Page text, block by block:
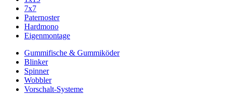
7x7
Paternoster
Hardmono
Eigenmontage
Gummifische & Gummiköder
Blinker
Spinner
Wobbler
Vorschalt-Systeme